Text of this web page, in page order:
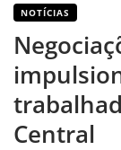
NOTÍCIAS
Central